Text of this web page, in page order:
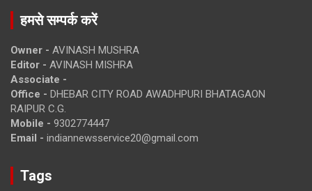
हमसे सम्पर्क करें
Owner - AVINASH MUSHRA
Editor - AVINASH MISHRA
Associate -
Office - DHEBAR CITY ROAD AWADHPURI BHATAGAON
RAIPUR C.G.
Mobile - 9302774447
Email - indiannewsservice20@gmail.com
Tags